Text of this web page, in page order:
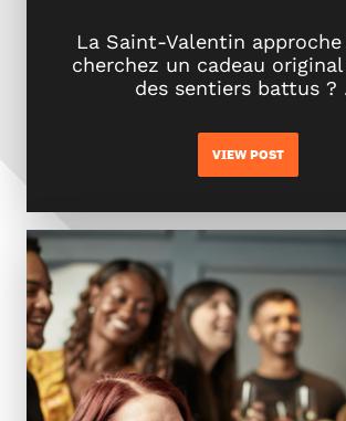
La Saint-Valentin
cherchez un cadeau
des sentiers battus ?
VIEW POST